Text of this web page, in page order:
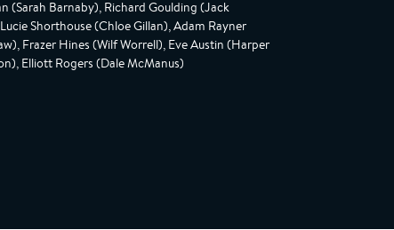
(Sarah Barnaby), Richard Goulding (Jack
Shorthouse (Chloe Gillan), Adam Rayner
Frazer Hines (Wilf Worrell), Eve Austin (Harper
Elliott Rogers (Dale McManus)